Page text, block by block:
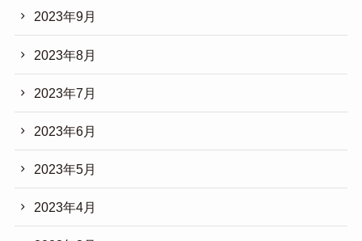
2023年9月
2023年8月
2023年7月
2023年6月
2023年5月
2023年4月